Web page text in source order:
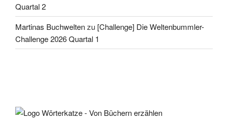
Quartal 2
Martinas Buchweltenzu [Challenge] Die Weltenbummler-
Challenge 2026 Quartal 1